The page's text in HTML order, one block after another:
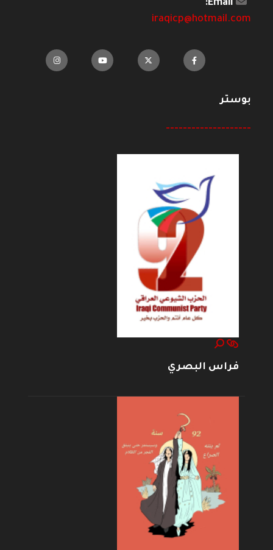
Email:
iraqicp@hotmail.com
بوستر
--------------------
فراس البصري